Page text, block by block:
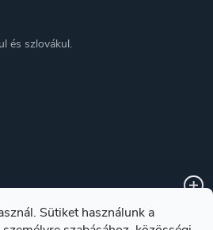
Sütiket használunk a
és szlovákul.